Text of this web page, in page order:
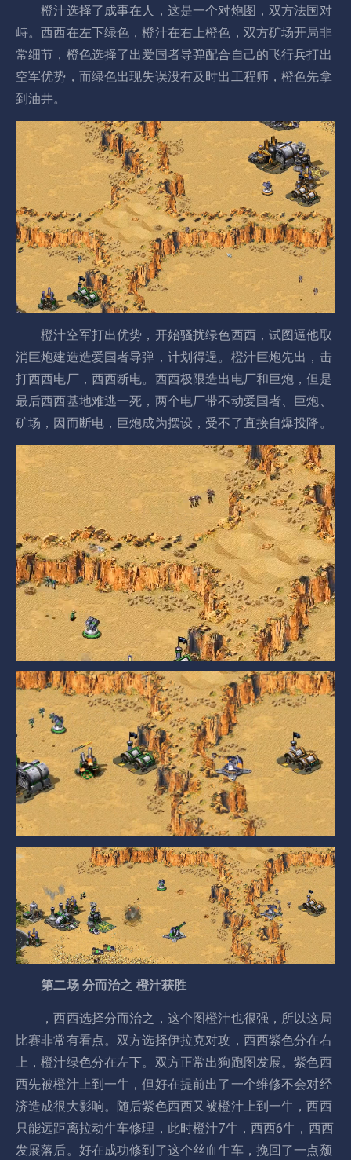
橙汁选择了成事在人，这是一个对炮图，双方法国对
峙。西西在左下绿色，橙汁在右上橙色，双方矿场开局非
常细节，橙色选择了出爱国者导弹配合自己的飞行兵打出
空军优势，而绿色出现失误没有及时出工程师，橙色先拿
到油井。
橙汁空军打出优势，开始骚扰绿色西西，试图逼他取
消巨炮建造造爱国者导弹，计划得逞。橙汁巨炮先出，击
打西西电厂，西西断电。西西极限造出电厂和巨炮，但是
最后西西基地难逃一死，两个电厂带不动爱国者、巨炮、
矿场，因而断电，巨炮成为摆设，受不了直接自爆投降。
第二场 分而治之 橙汁获胜
，西西选择分而治之，这个图橙汁也很强，所以这局
比赛非常有看点。双方选择伊拉克对攻，西西紫色分在右
上，橙汁绿色分在左下。双方正常出狗跑图发展。紫色西
西先被橙汁上到一牛，但好在提前出了一个维修不会对经
济造成很大影响。随后紫色西西又被橙汁上到一牛，西西
只能远距离拉动牛车修理，此时橙汁7牛，西西6牛，西西
发展落后。好在成功修到了这个丝血牛车，挽回了一点颓